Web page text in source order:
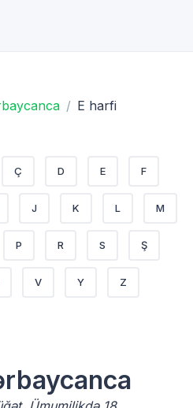
E harfi
Ç D E F
J K L M
P R S Ş
V Y Z